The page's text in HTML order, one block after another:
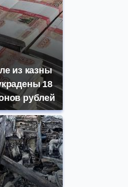
из казны
18
рублей